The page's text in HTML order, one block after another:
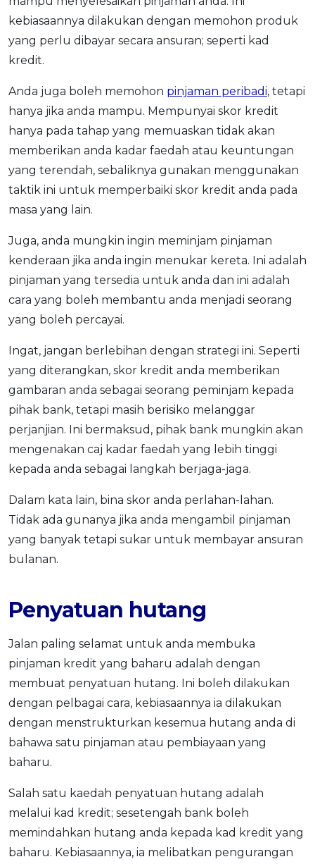
kebiasaannya dilakukan dengan memohon produk
yang perlu dibayar secara ansuran; seperti kad
kredit.
Anda juga boleh memohon pinjaman peribadi, tetapi
hanya jika anda mampu. Mempunyai skor kredit
hanya pada tahap yang memuaskan tidak akan
memberikan anda kadar faedah atau keuntungan
yang terendah, sebaliknya gunakan menggunakan
taktik ini untuk memperbaiki skor kredit anda pada
masa yang lain.
Juga, anda mungkin ingin meminjam pinjaman
kenderaan jika anda ingin menukar kereta. Ini adalah
pinjaman yang tersedia untuk anda dan ini adalah
cara yang boleh membantu anda menjadi seorang
yang boleh percayai.
Ingat, jangan berlebihan dengan strategi ini. Seperti
yang diterangkan, skor kredit anda memberikan
gambaran anda sebagai seorang peminjam kepada
pihak bank, tetapi masih berisiko melanggar
perjanjian. Ini bermaksud, pihak bank mungkin akan
mengenakan caj kadar faedah yang lebih tinggi
kepada anda sebagai langkah berjaga-jaga.
Dalam kata lain, bina skor anda perlahan-lahan.
Tidak ada gunanya jika anda mengambil pinjaman
yang banyak tetapi sukar untuk membayar ansuran
bulanan.
Penyatuan hutang
Jalan paling selamat untuk anda membuka
pinjaman kredit yang baharu adalah dengan
membuat penyatuan hutang. Ini boleh dilakukan
dengan pelbagai cara, kebiasaannya ia dilakukan
dengan menstrukturkan kesemua hutang anda di
bahawa satu pinjaman atau pembiayaan yang
baharu.
Salah satu kaedah penyatuan hutang adalah
melalui kad kredit; sesetengah bank boleh
memindahkan hutang anda kepada kad kredit yang
baharu. Kebiasaannya, ia melibatkan pengurangan